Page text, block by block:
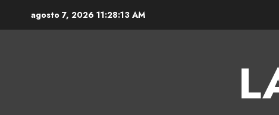
agosto 7, 2026 11:28:14 AM